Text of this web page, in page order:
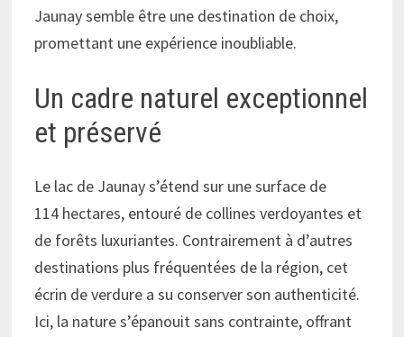
Jaunay semble être une destination de choix,
promettant une expérience inoubliable.
Un cadre naturel exceptionnel
et préservé
Le lac de Jaunay s’étend sur une surface de
114 hectares, entouré de collines verdoyantes et
de forêts luxuriantes. Contrairement à d’autres
destinations plus fréquentées de la région, cet
écrin de verdure a su conserver son authenticité.
Ici, la nature s’épanouit sans contrainte, offrant